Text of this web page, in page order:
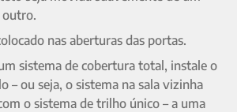
outro.
nas aberturas das portas.
sistema de cobertura total, instale o
– ou seja, o sistema na sala vizinha
o sistema de trilho único – a uma